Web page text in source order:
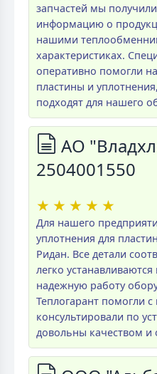
запчастей мы
информацию о
нашими
характеристиках.
оперативно помогли
пластины и
подходят для нашего
АО
2504001550
★ ★ ★ ★ ★
Для нашего
уплотнения для
Ридан. Все детали
легко
надежную работу
Теплогарант помогли
консультировали по
довольны качеством и